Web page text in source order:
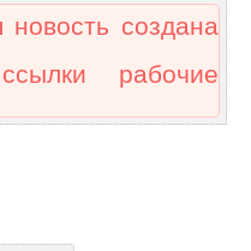
новость создана
рабочие